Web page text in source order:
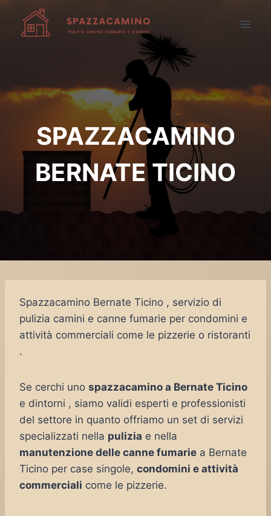
contenuto
SPAZZACAMINO
BERNATE TICINO
Spazzacamino Bernate Ticino , servizio di
pulizia camini e canne fumarie per condomini e
attività commerciali come le pizzerie o ristoranti
.
Se cerchi uno spazzacamino a Bernate Ticino
e dintorni , siamo validi esperti e professionisti
del settore in quanto offriamo un set di servizi
specializzati nella pulizia e nella
manutenzione delle canne fumarie a Bernate
Ticino per case singole, condomini e attività
commerciali come le pizzerie.